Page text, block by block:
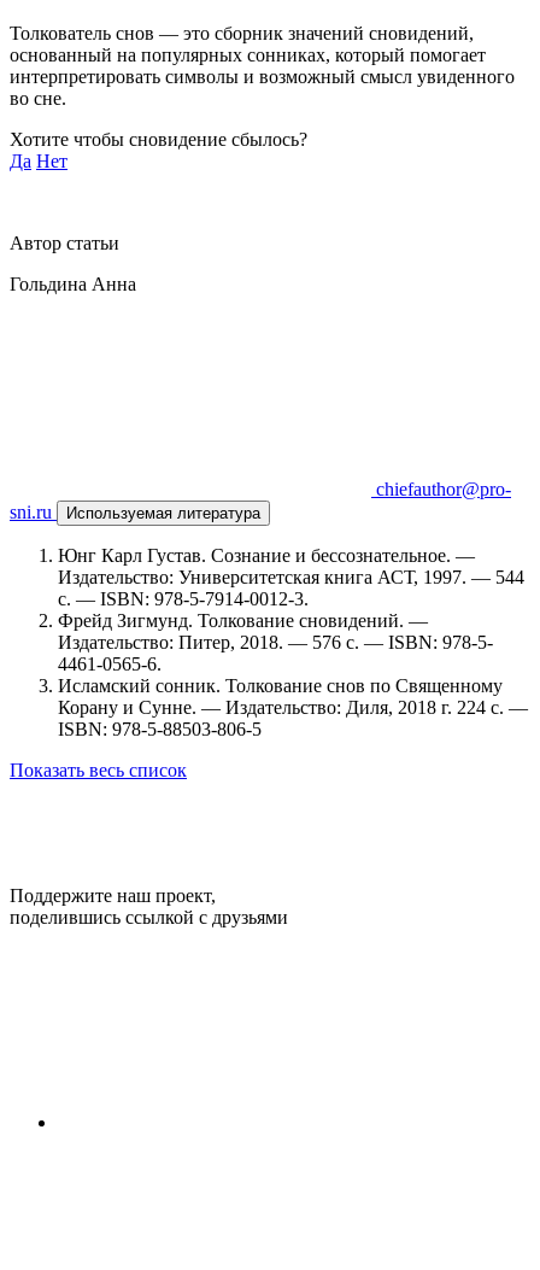
Толкователь снов — это сборник значений сновидений,
основанный на популярных сонниках, который помогает
интерпретировать символы и возможный смысл увиденного
во сне.
Хотите чтобы сновидение сбылось?
Да Нет
Автор статьи
Гольдина Анна
chiefauthor@pro-
sni.ru
Используемая литература
Юнг Карл Густав. Сознание и бессознательное. —
Издательство: Университетская книга АСТ, 1997. — 544
c. — ISBN: 978-5-7914-0012-3.
Фрейд Зигмунд. Толкование сновидений. —
Издательство: Питер, 2018. — 576 c. — ISBN: 978-5-
4461-0565-6.
Исламский сонник. Толкование снов по Священному
Корану и Сунне. — Издательство: Диля, 2018 г. 224 c. —
ISBN: 978-5-88503-806-5
Показать весь список
Поддержите наш проект,
поделившись ссылкой с друзьями